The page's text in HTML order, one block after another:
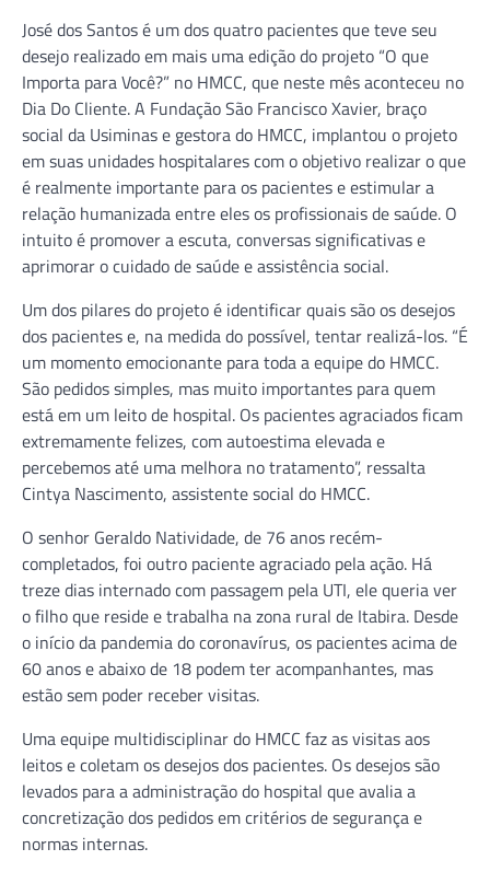
José dos Santos é um dos quatro pacientes que teve seu
desejo realizado em mais uma edição do projeto “O que
Importa para Você?” no HMCC, que neste mês aconteceu no
Dia Do Cliente. A Fundação São Francisco Xavier, braço
social da Usiminas e gestora do HMCC, implantou o projeto
em suas unidades hospitalares com o objetivo realizar o que
é realmente importante para os pacientes e estimular a
relação humanizada entre eles os profissionais de saúde. O
intuito é promover a escuta, conversas significativas e
aprimorar o cuidado de saúde e assistência social.
Um dos pilares do projeto é identificar quais são os desejos
dos pacientes e, na medida do possível, tentar realizá-los. “É
um momento emocionante para toda a equipe do HMCC.
São pedidos simples, mas muito importantes para quem
está em um leito de hospital. Os pacientes agraciados ficam
extremamente felizes, com autoestima elevada e
percebemos até uma melhora no tratamento”, ressalta
Cintya Nascimento, assistente social do HMCC.
O senhor Geraldo Natividade, de 76 anos recém-
completados, foi outro paciente agraciado pela ação. Há
treze dias internado com passagem pela UTI, ele queria ver
o filho que reside e trabalha na zona rural de Itabira. Desde
o início da pandemia do coronavírus, os pacientes acima de
60 anos e abaixo de 18 podem ter acompanhantes, mas
estão sem poder receber visitas.
Uma equipe multidisciplinar do HMCC faz as visitas aos
leitos e coletam os desejos dos pacientes. Os desejos são
levados para a administração do hospital que avalia a
concretização dos pedidos em critérios de segurança e
normas internas.